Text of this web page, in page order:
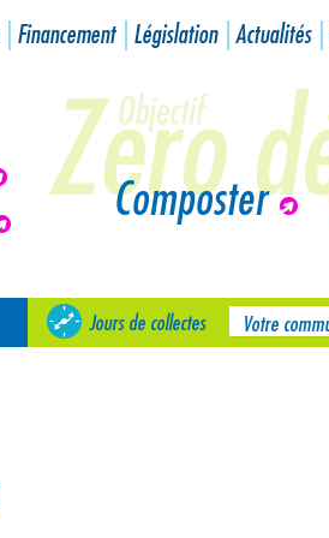
Financement Législation Actualités
Composter
Jours de collectes